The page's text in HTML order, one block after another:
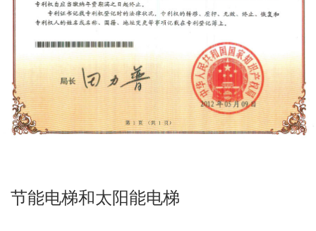
节能电梯和太阳能电梯